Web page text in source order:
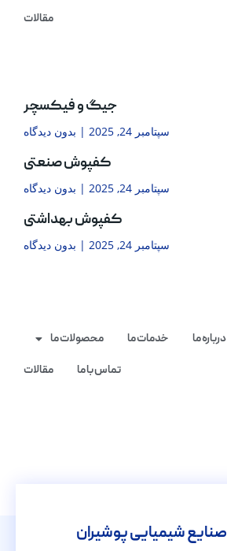
مقالات
جیگ و فیکسچر
سپتامبر 24, 2025 بدون دیدگاه
کفپوش صنعتی
سپتامبر 24, 2025 بدون دیدگاه
کفپوش بهداشتی
سپتامبر 24, 2025 بدون دیدگاه
درباره ما خدمات ما
محصولات ما
تماس با ما
مقالات
صنایع شیمیایی پوشیران